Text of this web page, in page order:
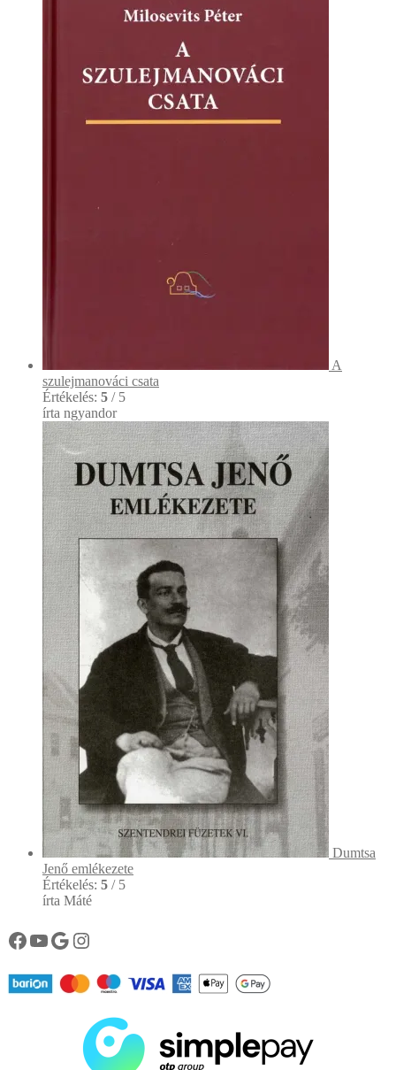
A
szulejmanováci csata
Értékelés: 5 / 5
írta ngyandor
Dumtsa
Jenő emlékezete
Értékelés: 5 / 5
írta Máté
Könyvtárunk facebook oldala
Könyvtárunk YouTube csatornája
Google
Instagram